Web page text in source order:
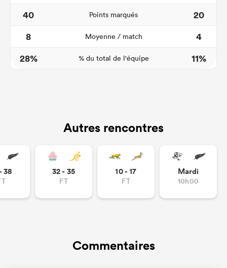
40 Points marqués
20
8
Moyenne / match
4
28%
% du total de l'équipe 11%
Autres rencontres
38 32 - 35
FT
10 - 17
FT
Mardi
10h00
Commentaires